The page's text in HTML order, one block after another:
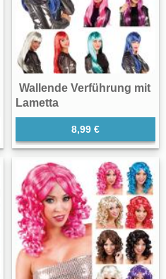
Wallende Verführung mit
Lametta
8,99 €